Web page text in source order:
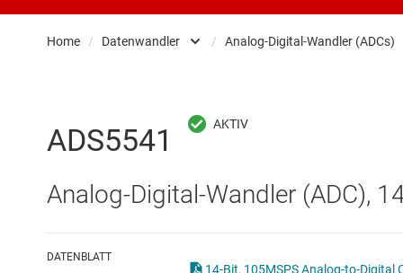
Home / Datenwandler
Batteriemanagement-ICs
Die- & Wafer-Services
/ Analog-Digital-Wandler (ADCs)
Digitale
ADS5541
Analog-Digital-Wandler (ADC),
DATENBLATT
14-Bit, 105MSPS Analog-to-Digital